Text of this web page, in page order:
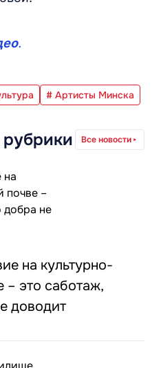
.
# Артисты Минска
Все новости
на культурно-
– это саботаж,
доводит